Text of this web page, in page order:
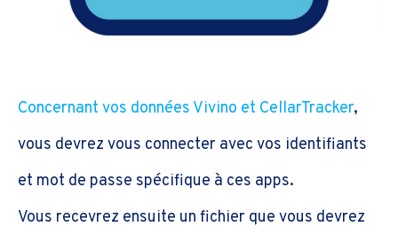
Concernant vos données Vivino et CellarTracker,
vous devrez vous connecter avec vos identifiants
et mot de passe spécifique à ces apps.
Vous recevrez ensuite un fichier que vous devrez